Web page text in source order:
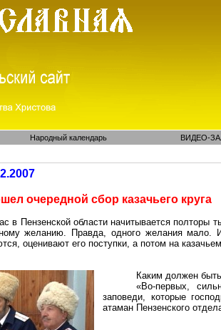
Народный календарь ВИДЕО-
очередной сбор казачьего круга
в Пензенской области начитывается полторы
желанию. Правда, одного желания мало.
оценивают его поступки, а потом на
Каким должен
«Во-первых,
заповеди, которые
атаман Пензенского